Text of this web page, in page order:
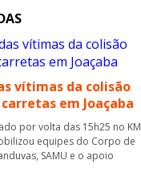
vítimas da colisão
em Joaçaba
por volta das 15h25 no KM
equipes do Corpo de
SAMU e o apoio